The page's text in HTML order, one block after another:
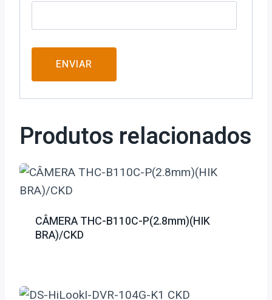
Produtos relacionados
CÂMERA THC-B110C-P(2.8mm)(HIK
BRA)/CKD